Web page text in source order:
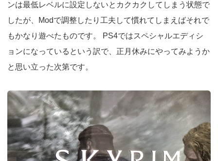
ンは最低レベルに設定しないとカクカクしてしまう状態で
したが、Modで調整したり工夫して慣れてしまえばそれで
もかなり遊べたものです。 PS4ではスペシャルエディシ
ョンになっているという訳で、正月休みにやってみようか
と思い立った次第です。